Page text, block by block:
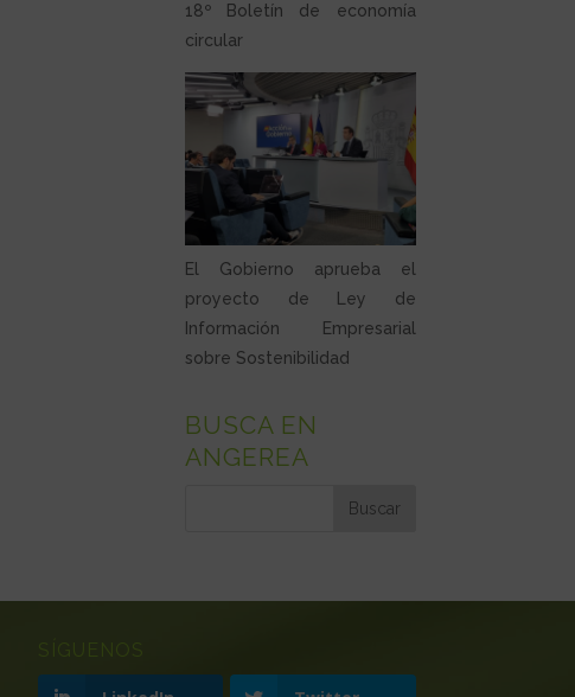
18º Boletín de economía
circular
El Gobierno aprueba el
proyecto de Ley de
Información Empresarial
sobre Sostenibilidad
BUSCA EN
ANGEREA
SÍGUENOS